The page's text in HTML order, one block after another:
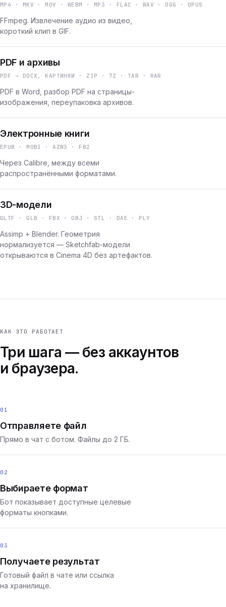
MP4 · MKV · MOV · WEBM · MP3 · FLAC · WAV · OGG · OPUS
FFmpeg. Извлечение аудио из видео,
короткий клип в GIF.
PDF и архивы
PDF → DOCX, КАРТИНКИ · ZIP · 7Z · TAR · RAR
PDF в Word, разбор PDF на страницы-
изображения, переупаковка архивов.
Электронные книги
EPUB · MOBI · AZW3 · FB2
Через Calibre, между всеми
распространёнными форматами.
3D-модели
GLTF · GLB · FBX · OBJ · STL · DAE · PLY
Assimp + Blender. Геометрия
нормализуется — Sketchfab-модели
открываются в Cinema 4D без артефактов.
КАК ЭТО РАБОТАЕТ
Три шага — без аккаунтов
и браузера.
01
Отправляете файл
Прямо в чат с ботом. Файлы до 2 ГБ.
02
Выбираете формат
Бот показывает доступные целевые
форматы кнопками.
03
Получаете результат
Готовый файл в чате или ссылка
на хранилище.